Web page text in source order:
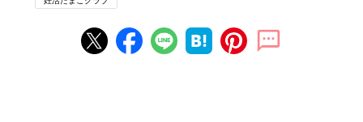
射精・勃起不全といった男性の性の問題を診療しています。